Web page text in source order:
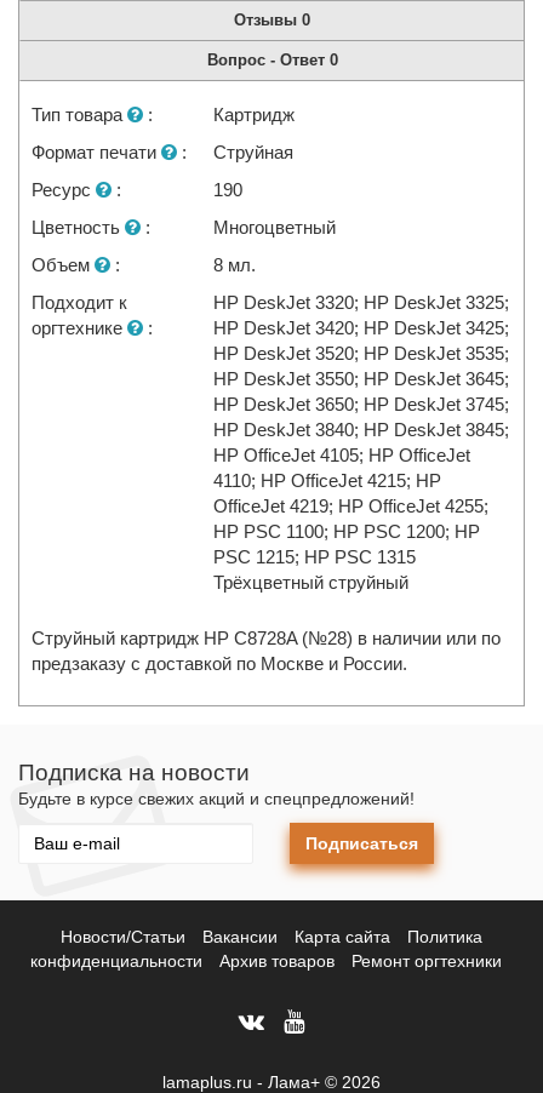
Отзывы 0
Вопрос - Ответ 0
Тип товара :
Картридж
Формат печати
:
Струйная
Ресурс
:
190
Цветность
:
Многоцветный
Объем
:
8 мл.
Подходит к
оргтехнике
:
HP DeskJet 3320; HP DeskJet 3325;
HP DeskJet 3420; HP DeskJet 3425;
HP DeskJet 3520; HP DeskJet 3535;
HP DeskJet 3550; HP DeskJet 3645;
HP DeskJet 3650; HP DeskJet 3745;
HP DeskJet 3840; HP DeskJet 3845;
HP OfficeJet 4105; HP OfficeJet
4110; HP OfficeJet 4215; HP
OfficeJet 4219; HP OfficeJet 4255;
HP PSC 1100; HP PSC 1200; HP
PSC 1215; HP PSC 1315
Трёхцветный струйный
Струйный картридж HP C8728A (№28) в наличии или по
предзаказу с доставкой по Москве и России.
Подписка на новости
Будьте в курсе свежих акций и спецпредложений!
Подписаться
Новости/Статьи Вакансии Карта сайта
Политика
конфиденциальности
Архив товаров Ремонт оргтехники
lamaplus.ru - Лама+ © 2026